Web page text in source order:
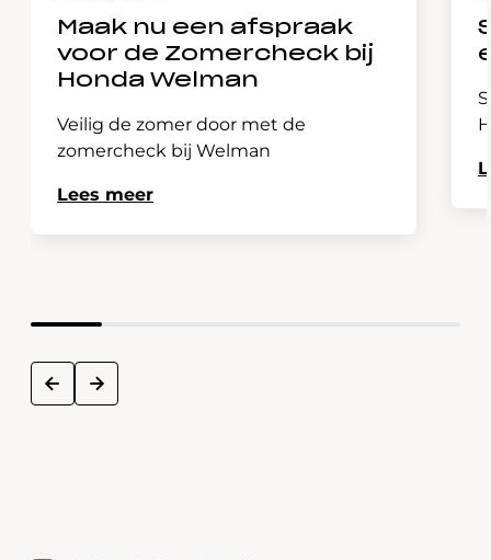
Maak nu een afspraak
voor de Zomercheck bij
Honda Welman
Veilig de zomer door met de
zomercheck bij Welman
Lees meer
prev next